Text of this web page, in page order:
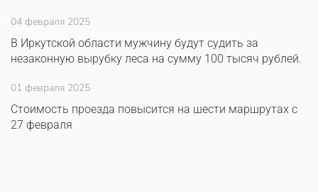
04 февраля 2025
В Иркутской области мужчину будут судить за
незаконную вырубку леса на сумму 100 тысяч рублей.
01 февраля 2025
Стоимость проезда повысится на шести маршрутах с
27 февраля